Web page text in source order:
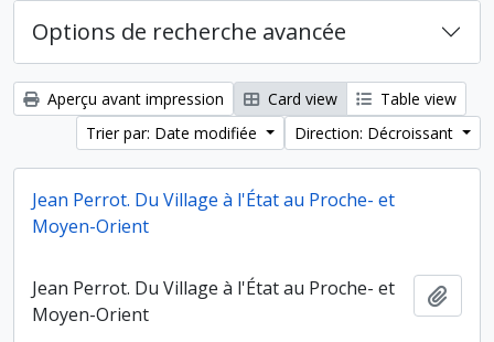
Options de recherche avancée
Aperçu avant impression Card view
Table view
Trier par: Date modifiée
Direction: Décroissant
Jean Perrot. Du Village à l'État au Proche- et
Moyen-Orient
Jean Perrot. Du Village à l'État au Proche- et
Moyen-Orient